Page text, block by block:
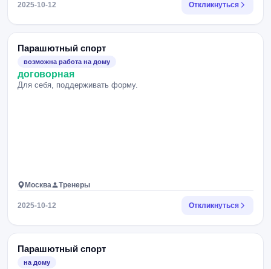
2025-10-12 Откликнуться
Парашютный спорт
возможна работа на дому
договорная
Для себя, поддерживать форму.
Москва Тренеры
2025-10-12 Откликнуться
Парашютный спорт
на дому